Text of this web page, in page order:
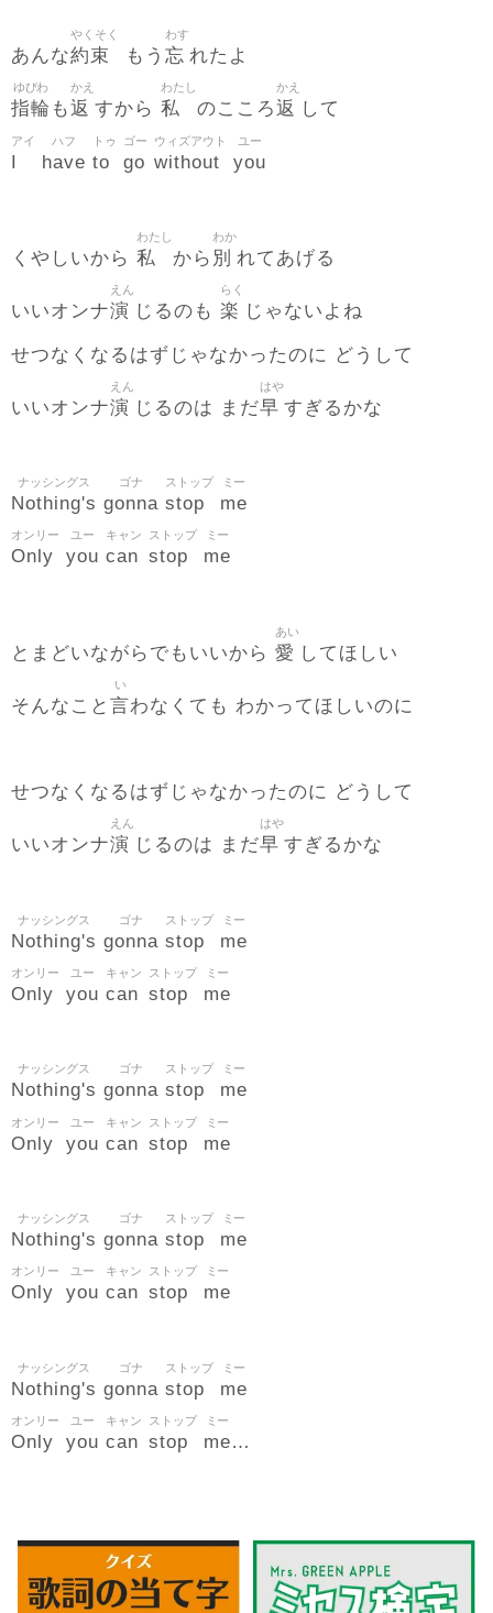
あんな約束
やくそく
もう 忘
わす
れたよ
指輪
ゆびわ
も返
かえ
すから 私
わたし
のこころ返
かえ
して
I
アイ
have
ハフ
to
トゥ
go
ゴー
without
ウィズアウト
you
ユー
くやしいから 私
わたし
から 別
わか
れてあげる
いいオンナ演
えん
じるのも 楽
らく
じゃないよね
せつなくなるはずじゃなかったのに どうして
いいオンナ演
えん
じるのは まだ早
はや
すぎるかな
Nothing's
ナッシングス
gonna
ゴナ
stop
ストップ
me
ミー
Only
オンリー
you
ユー
can
キャン
stop
ストップ
me
ミー
とまどいながらでもいいから 愛
あい
してほしい
そんなこと 言
い
わなくても わかってほしいのに
せつなくなるはずじゃなかったのに どうして
いいオンナ演
えん
じるのは まだ早
はや
すぎるかな
Nothing's
ナッシングス
gonna
ゴナ
stop
ストップ
me
ミー
Only
オンリー
you
ユー
can
キャン
stop
ストップ
me
ミー
Nothing's
ナッシングス
gonna
ゴナ
stop
ストップ
me
ミー
Only
オンリー
you
ユー
can
キャン
stop
ストップ
me
ミー
Nothing's
ナッシングス
gonna
ゴナ
stop
ストップ
me
ミー
Only
オンリー
you
ユー
can
キャン
stop
ストップ
me
ミー
Nothing's
ナッシングス
gonna
ゴナ
stop
ストップ
me
ミー
Only
オンリー
you
ユー
can
キャン
stop
ストップ
me
ミー
…